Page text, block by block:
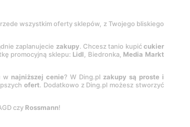
wszystkim oferty sklepów, z Twojego bliskiego
zaplanujecie zakupy. Chcesz tanio kupićcukier
promocyjną sklepu: Lidl, Biedronka, Media Markt
w najniższej cenie? W Ding.pl zakupy są proste i
ofert. Dodatkowo z Ding.pl możesz stworzyć
czy Rossmann!